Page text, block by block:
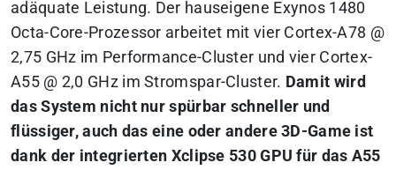
adäquate Leistung. Der hauseigene Exynos 1480
Octa-Core-Prozessor arbeitet mit vier Cortex-A78 @
2,75 GHz im Performance-Cluster und vier Cortex-
A55 @ 2,0 GHz im Stromspar-Cluster. Damit wird
das System nicht nur spürbar schneller und
flüssiger, auch das eine oder andere 3D-Game ist
dank der integrierten Xclipse 530 GPU für das A55